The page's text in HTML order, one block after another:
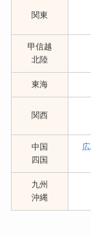
関東
甲信越
北陸
東海
関西
中国
四国
九州
沖縄